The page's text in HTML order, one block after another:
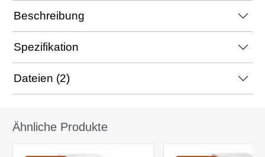
Beschreibung
Spezifikation
Dateien (2)
Ähnliche Produkte